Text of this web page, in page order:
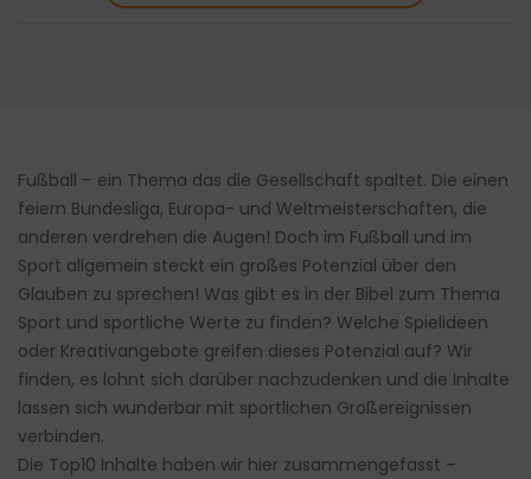
Fußball – ein Thema das die Gesellschaft spaltet. Die einen
feiern Bundesliga, Europa- und Weltmeisterschaften, die
anderen verdrehen die Augen! Doch im Fußball und im
Sport allgemein steckt ein großes Potenzial über den
Glauben zu sprechen! Was gibt es in der Bibel zum Thema
Sport und sportliche Werte zu finden? Welche Spielideen
oder Kreativangebote greifen dieses Potenzial auf? Wir
finden, es lohnt sich darüber nachzudenken und die Inhalte
lassen sich wunderbar mit sportlichen Großereignissen
verbinden.
Die Top10 Inhalte haben wir hier zusammengefasst –